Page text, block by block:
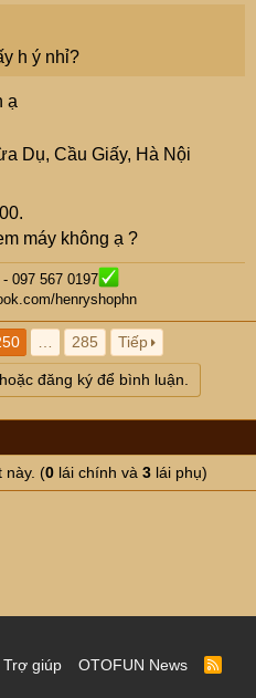
h ý nhỉ?
ạ
Dụ, Cầu Giấy, Hà Nội
máy không ạ ?
097 567 0197
henryshophn
285 Tiếp
đăng ký để bình luận.
này. (0 lái chính và 3 lái phụ)
Trợ giúp OTOFUN News
R